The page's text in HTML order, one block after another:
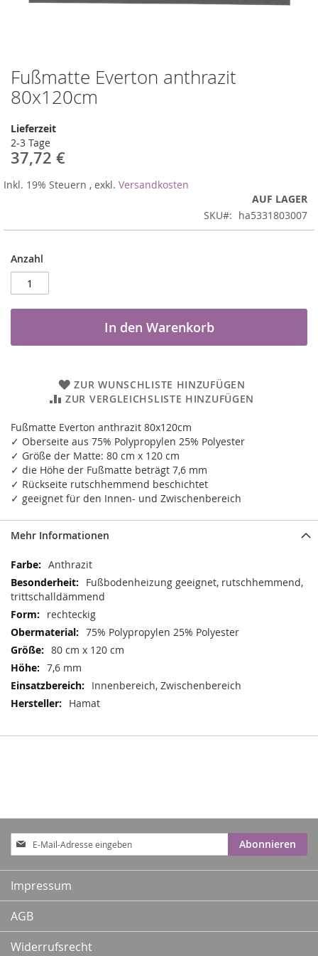
Fußmatte Everton anthrazit
80x120cm
Lieferzeit
2-3 Tage
37,72 €
Inkl. 19% Steuern , exkl. Versandkosten
AUF LAGER
SKU
ha5331803007
Anzahl
In den Warenkorb
ZUR WUNSCHLISTE HINZUFÜGEN
ZUR VERGLEICHSLISTE HINZUFÜGEN
Fußmatte Everton anthrazit 80x120cm
✓ Oberseite aus 75% Polypropylen 25% Polyester
✓ Größe der Matte: 80 cm x 120 cm
✓ die Höhe der Fußmatte beträgt 7,6 mm
✓ Rückseite rutschhemmend beschichtet
✓ geeignet für den Innen- und Zwischenbereich
Zum
Anfang
der
springen
Mehr Informationen
Mehr
Informationen
Anthrazit
Fußbodenheizung geeignet, rutschhemmend,
trittschalldämmend
rechteckig
75% Polypropylen 25% Polyester
80 cm x 120 cm
7,6 mm
Innenbereich, Zwischenbereich
Hamat
Anmeldung
zum
Newsletter:
Abonnieren
Impressum
AGB
Widerrufsrecht